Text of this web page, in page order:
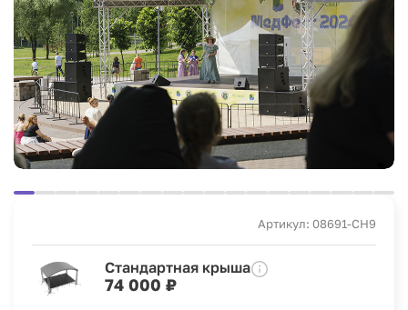
Артикул: 08691-CH9
Стандартная крыша
74 000 ₽